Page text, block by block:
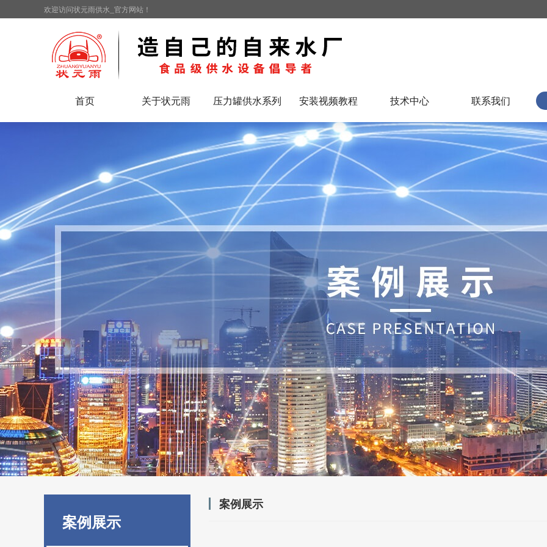
欢迎访问状元雨供水_官方网站！
首页 关于状元雨 压力罐供水系列 安装视频教程 技术中心 联系我们
案例展示
案例展示